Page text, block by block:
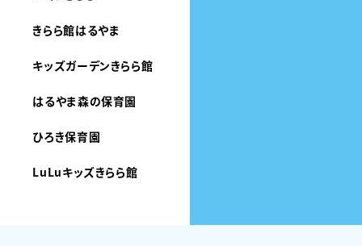
きらら館はるやま
キッズガーデンきらら館
はるやま森の保育園
ひろき保育園
LuLuキッズきらら館